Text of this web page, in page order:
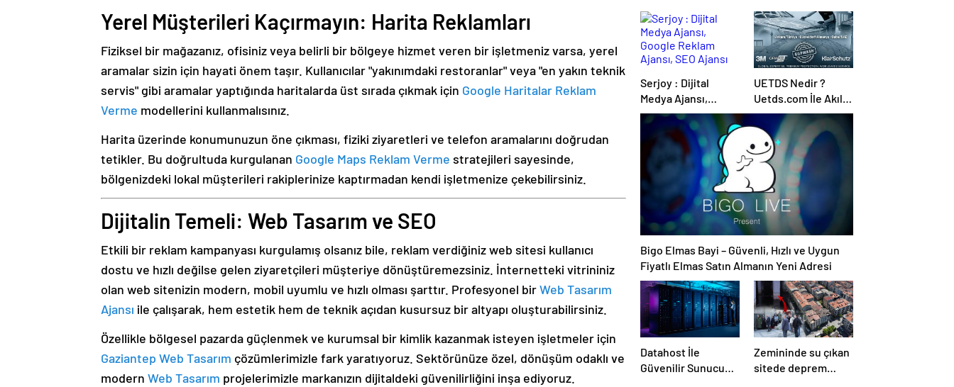
Yerel Müşterileri Kaçırmayın: Harita Reklamları
Fiziksel bir mağazanız, ofisiniz veya belirli bir bölgeye hizmet veren bir işletmeniz varsa, yerel
aramalar sizin için hayati önem taşır. Kullanıcılar "yakınımdaki restoranlar" veya "en yakın teknik
servis" gibi aramalar yaptığında haritalarda üst sırada çıkmak için Google Haritalar Reklam
Verme modellerini kullanmalısınız.
Harita üzerinde konumunuzun öne çıkması, fiziki ziyaretleri ve telefon aramalarını doğrudan
tetikler. Bu doğrultuda kurgulanan Google Maps Reklam Verme stratejileri sayesinde,
bölgenizdeki lokal müşterileri rakiplerinize kaptırmadan kendi işletmenize çekebilirsiniz.
Dijitalin Temeli: Web Tasarım ve SEO
Etkili bir reklam kampanyası kurgulamış olsanız bile, reklam verdiğiniz web sitesi kullanıcı
dostu ve hızlı değilse gelen ziyaretçileri müşteriye dönüştüremezsiniz. İnternetteki vitrininiz
olan web sitenizin modern, mobil uyumlu ve hızlı olması şarttır. Profesyonel birWeb Tasarım
Ajansı ile çalışarak, hem estetik hem de teknik açıdan kusursuz bir altyapı oluşturabilirsiniz.
Özellikle bölgesel pazarda güçlenmek ve kurumsal bir kimlik kazanmak isteyen işletmeler için
Gaziantep Web Tasarım çözümlerimizle fark yaratıyoruz. Sektörünüze özel, dönüşüm odaklı ve
modern Web Tasarım projelerimizle markanızın dijitaldeki güvenilirliğini inşa ediyoruz.
Serjoy : Dijital
Medya Ajansı,
Google Reklam
Ajansı, SEO Ajansı
ve Web Tasarım
Ajansı
UETDS Nedir ?
Uetds.com İle Akıllı
Dijital Taşımacılık
Yazılımı
Bigo Elmas Bayi – Güvenli, Hızlı ve Uygun
Fiyatlı Elmas Satın Almanın Yeni Adresi
Datahost İle
Güvenilir Sunucu
Zemininde su çıkan
sitede deprem